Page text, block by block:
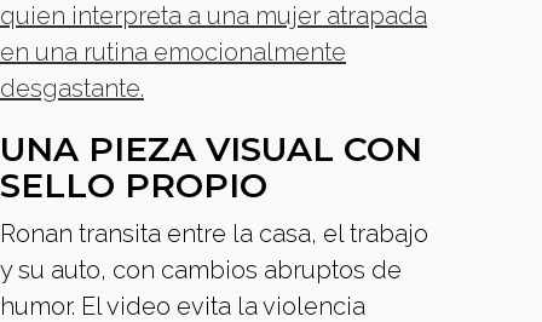
quien interpreta a una mujer atrapada
en una rutina emocionalmente
desgastante.
UNA PIEZA VISUAL CON
SELLO PROPIO
Ronan transita entre la casa, el trabajo
y su auto, con cambios abruptos de
humor. El video evita la violencia